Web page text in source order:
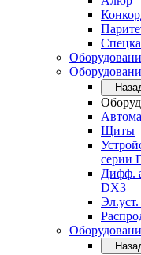
Щиты
серии
Дифф.
DX3
Эл.уст.